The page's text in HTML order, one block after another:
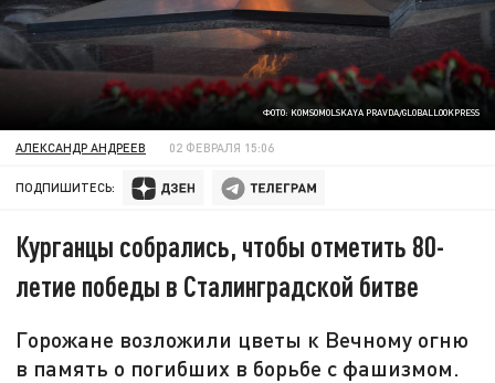
ФОТО: KOMSOMOLSKAYA PRAVDA/GLOBALLOOKPRESS
АЛЕКСАНДР АНДРЕЕВ 02 ФЕВРАЛЯ 15:06
ПОДПИШИТЕСЬ:
Курганцы собрались, чтобы отметить 80-
летие победы в Сталинградской битве
Горожане возложили цветы к Вечному огню
в память о погибших в борьбе с фашизмом.